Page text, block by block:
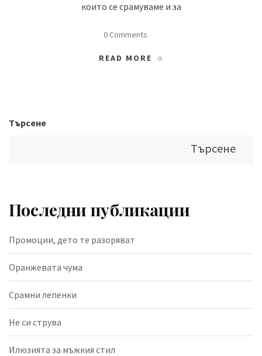
които се срамуваме и за
0 Comments
READ MORE
Търсене
Търсене
Последни публикации
Промоции, дето те разоряват
Оранжевата чума
Срамни лепенки
Не си струва
Илюзията за мъжкия стил